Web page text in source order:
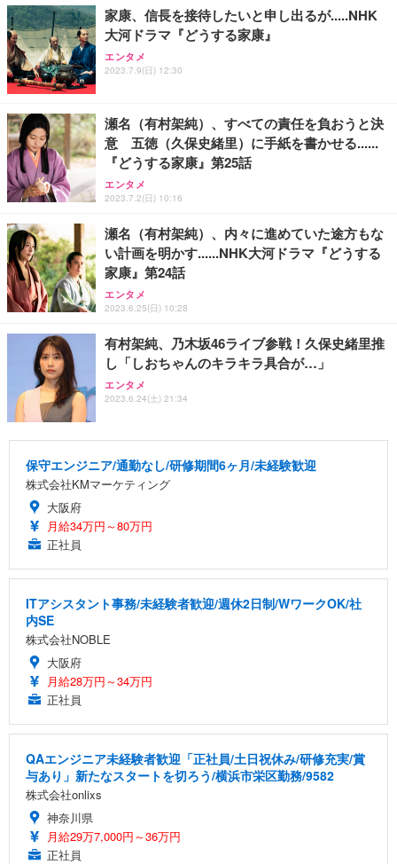
家康、信長を接待したいと申し出るが.....NHK
大河ドラマ『どうする家康』
エンタメ
2023.7.9(日) 12:30
瀬名（有村架純）、すべての責任を負おうと決
意 五徳（久保史緒里）に手紙を書かせる......
『どうする家康』第25話
エンタメ
2023.7.2(日) 10:16
瀬名（有村架純）、内々に進めていた途方もな
い計画を明かす......NHK大河ドラマ『どうする
家康』第24話
エンタメ
2023.6.25(日) 10:28
有村架純、乃木坂46ライブ参戦！久保史緒里推
し「しおちゃんのキラキラ具合が…」
エンタメ
2023.6.24(土) 21:34
保守エンジニア/通勤なし/研修期間6ヶ月/未経験歓迎
株式会社KMマーケティング
大阪府
月給34万円～80万円
正社員
ITアシスタント事務/未経験者歓迎/週休2日制/WワークOK/社
内SE
株式会社NOBLE
大阪府
月給28万円～34万円
正社員
QAエンジニア未経験者歓迎「正社員/土日祝休み/研修充実/賞
与あり」新たなスタートを切ろう/横浜市栄区勤務/9582
株式会社onlixs
神奈川県
月給29万7,000円～36万円
正社員